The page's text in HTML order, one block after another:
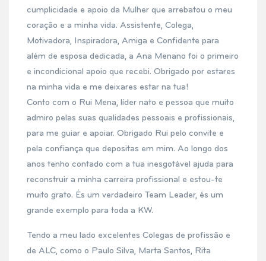
cumplicidade e apoio da Mulher que arrebatou o meu
coração e a minha vida. Assistente, Colega,
Motivadora, Inspiradora, Amiga e Confidente para
além de esposa dedicada, a Ana Menano foi o primeiro
e incondicional apoio que recebi. Obrigado por estares
na minha vida e me deixares estar na tua!
Conto com o Rui Mena, líder nato e pessoa que muito
admiro pelas suas qualidades pessoais e profissionais,
para me guiar e apoiar. Obrigado Rui pelo convite e
pela confiança que depositas em mim. Ao longo dos
anos tenho contado com a tua inesgotável ajuda para
reconstruir a minha carreira profissional e estou-te
muito grato. És um verdadeiro Team Leader, és um
grande exemplo para toda a KW.
Tendo a meu lado excelentes Colegas de profissão e
de ALC, como o Paulo Silva, Marta Santos, Rita